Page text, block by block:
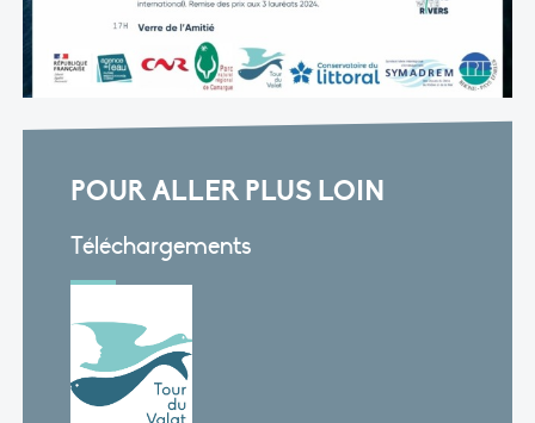
POUR ALLER PLUS LOIN
Téléchargements